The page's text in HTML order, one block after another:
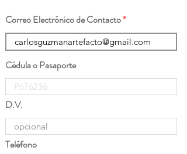
Correo Electrónico de Contacto
Cédula o Pasaporte
D.V.
Teléfono